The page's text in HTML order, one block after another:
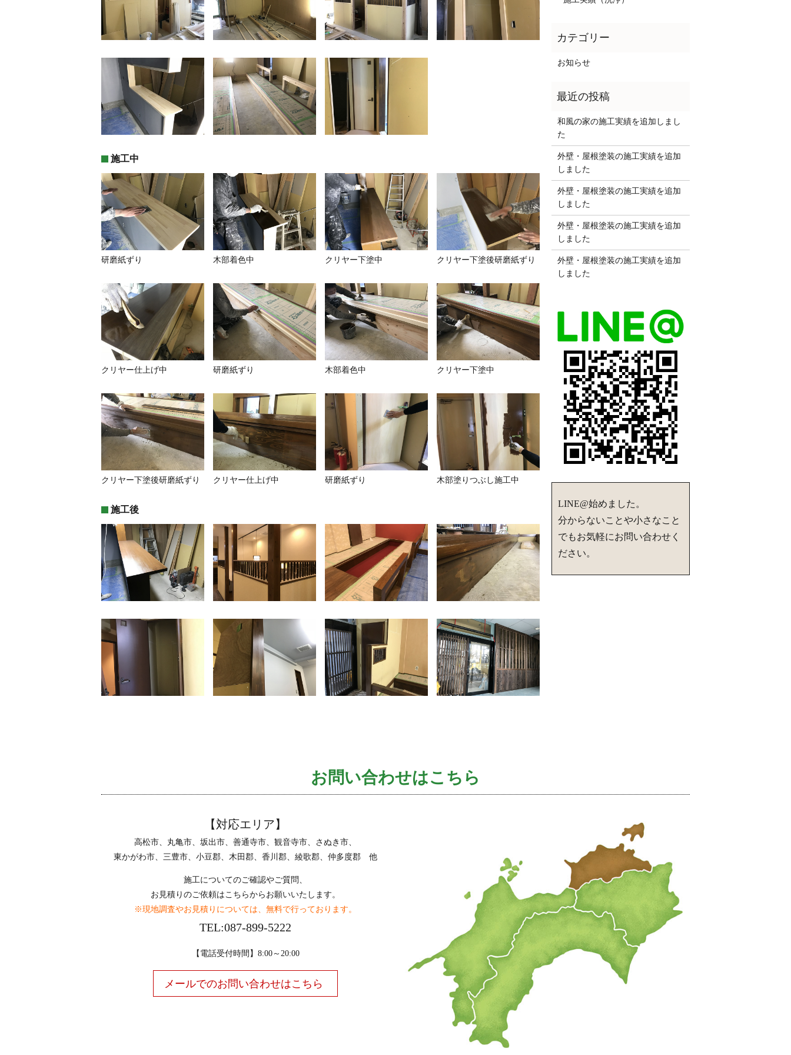
施工中
研磨紙ずり 木部着色中 クリヤー下塗中 クリヤー下塗後研磨紙ずり
クリヤー仕上げ中 研磨紙ずり 木部着色中 クリヤー下塗中
クリヤー下塗後研磨紙ずり クリヤー仕上げ中 研磨紙ずり 木部塗りつぶし施工中
施工後
お知らせ
和風の家の施工実績を追加しまし
た
外壁・屋根塗装の施工実績を追加
しました
外壁・屋根塗装の施工実績を追加
しました
外壁・屋根塗装の施工実績を追加
しました
外壁・屋根塗装の施工実績を追加
しました
LINE@始めました。
分からないことや小さなこと
でもお気軽にお問い合わせく
ださい。
お問い合わせはこちら
【対応エリア】
高松市、丸亀市、坂出市、善通寺市、観音寺市、さぬき市、
東かがわ市、三豊市、小豆郡、木田郡、香川郡、綾歌郡、仲多度郡 他
施工についてのご確認やご質問、
お見積りのご依頼はこちらからお願いいたします。
※現地調査やお見積りについては、無料で行っております。
TEL:087-899-5222
【電話受付時間】8:00～20:00
メールでのお問い合わせはこちら